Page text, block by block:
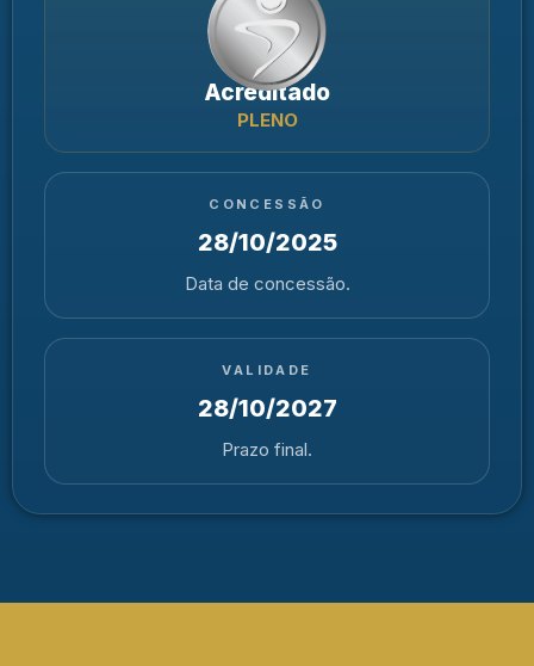
Acreditado
PLENO
CONCESSÃO
28/10/2025
Data de concessão.
VALIDADE
28/10/2027
Prazo final.